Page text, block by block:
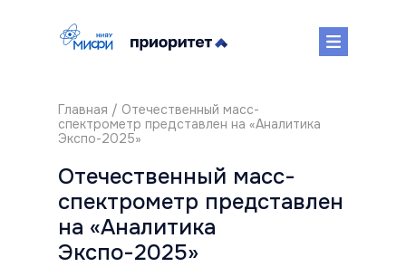
Главная / Отечественный масс-
спектрометр представлен на «Аналитика
Экспо-2025»
Отечественный масс-
спектрометр представлен
на «Аналитика
Экспо-2025»